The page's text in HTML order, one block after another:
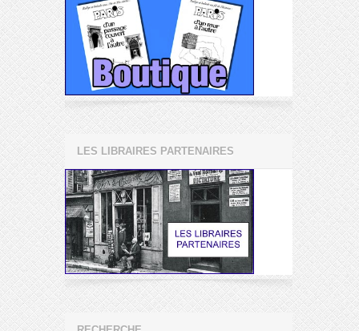
LES LIBRAIRES PARTENAIRES